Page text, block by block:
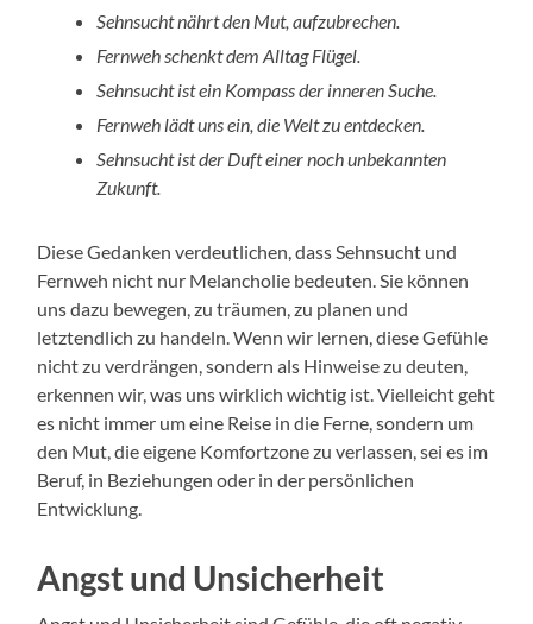
Sehnsucht nährt den Mut, aufzubrechen.
Fernweh schenkt dem Alltag Flügel.
Sehnsucht ist ein Kompass der inneren Suche.
Fernweh lädt uns ein, die Welt zu entdecken.
Sehnsucht ist der Duft einer noch unbekannten
Zukunft.
Diese Gedanken verdeutlichen, dass Sehnsucht und
Fernweh nicht nur Melancholie bedeuten. Sie können
uns dazu bewegen, zu träumen, zu planen und
letztendlich zu handeln. Wenn wir lernen, diese Gefühle
nicht zu verdrängen, sondern als Hinweise zu deuten,
erkennen wir, was uns wirklich wichtig ist. Vielleicht geht
es nicht immer um eine Reise in die Ferne, sondern um
den Mut, die eigene Komfortzone zu verlassen, sei es im
Beruf, in Beziehungen oder in der persönlichen
Entwicklung.
Angst und Unsicherheit